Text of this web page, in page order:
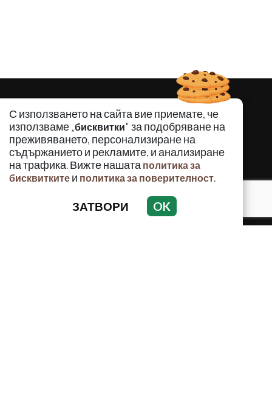
С използването на сайта вие приемате, че
използваме „бисквитки" за подобряване на
преживяването, персонализиране на
съдържанието и рекламите, и анализиране
на трафика. Вижте нашата политика за
бисквитките и политика за поверителност.
ЗАТВОРИ OK
КРИМИНАЛНО